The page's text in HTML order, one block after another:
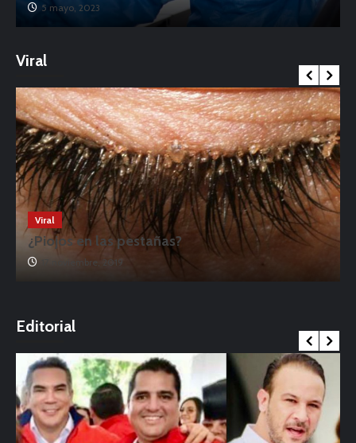
5 mayo, 2023
Viral
Viral
¿Piojos en las pestañas?
17 noviembre, 2019
Editorial